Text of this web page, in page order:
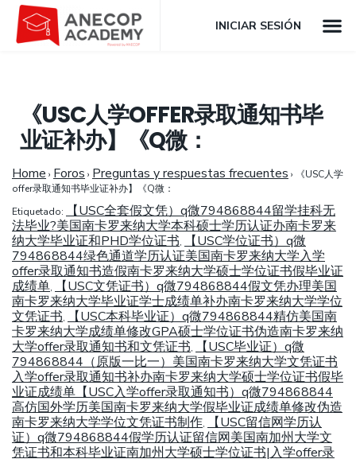
INICIAR SESIÓN
《USC人学OFFER录取通知书毕
业证补办】《Q微：
Home › Foros › Preguntas y respuestas frecuentes ›
《USC人学
offer录取通知书毕业证补办】《Q微：
Etiquetado:
【USC全套假文凭）q微794868844留学挂科无
法毕业?美国南卡罗来纳大学本科硕士学历认证办南卡罗来
纳大学毕业证和PHD学位证书,
【USC学位证书）q微
794868844绿色通道学历认证美国南卡罗来纳大学入学
offer录取通知书造假南卡罗来纳大学硕士学位证书假毕业证
成绩单,
【USC文凭证书）q微794868844假文凭办理美国
南卡罗来纳大学毕业证学士成绩单补办南卡罗来纳大学学位
文凭证书,
【USC本科毕业证）q微794868844精仿美国南
卡罗来纳大学成绩单修改GPA硕士学位证书伪造南卡罗来纳
大学offer录取通知书和文凭证书,
【USC毕业证）q微
794868844（原版一比一）美国南卡罗来纳大学文凭证书
入学offer录取通知书补办南卡罗来纳大学硕士学位证书假毕
业证成绩单【USC入学offer录取通知书）q微794868844
高仿国外学历美国南卡罗来纳大学假毕业证成绩单修改伪造
南卡罗来纳大学学位文凭证书制作,
【USC留信网学历认
证）q微794868844假学历认证留信网美国南加州大学文
凭证书和本科毕业证南加州大学硕士学位证书|入学offer录